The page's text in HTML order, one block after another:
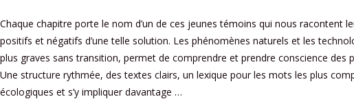
Chaque chapitre porte le nom d’un de ces jeunes témoins qui nous racontent
positifs et négatifs d’une telle solution. Les phénomènes naturels et les
plus graves sans transition, permet de comprendre et prendre conscience
Une structure rythmée, des textes clairs, un lexique pour les mots les plus
écologiques et s’y impliquer davantage …